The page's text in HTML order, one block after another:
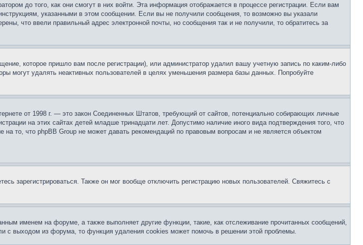
до того, как они смогут в них войти. Эта информация отображается в процессе регистрации. Если вам
указанными в этом сообщении. Если вы не получили сообщения, то возможно вы указали
что ввели правильный адрес электронной почты, но сообщения так и не получили, то обратитесь за
которое пришло вам после регистрации), или администратор удалил вашу учетную запись по каким-либо
могут удалять неактивных пользователей в целях уменьшения размера базы данных. Попробуйте
от 1998 г. — это закон Соединенных Штатов, требующий от сайтов, потенциально собирающих личные
на этих сайтах детей младше тринадцати лет. Допустимо наличие иного вида подтверждения того, что
то, что phpBB Group не может давать рекомендаций по правовым вопросам и не является объектом
зарегистрироваться. Также он мог вообще отключить регистрацию новых пользователей. Свяжитесь с
именем на форуме, а также выполняет другие функции, такие, как отслеживание прочитанных сообщений,
с выходом из форума, то функция удаления cookies может помочь в решении этой проблемы.